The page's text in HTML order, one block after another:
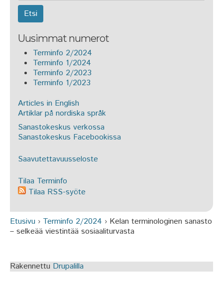
Uusimmat numerot
Terminfo 2/2024
Terminfo 1/2024
Terminfo 2/2023
Terminfo 1/2023
Articles in English
Artiklar på nordiska språk
Sanastokeskus verkossa
Sanastokeskus Facebookissa
Saavutettavuusseloste
Tilaa Terminfo
Tilaa RSS-syöte
Olet täällä
Etusivu › Terminfo 2/2024 › Kelan terminologinen sanasto
– selkeää viestintää sosiaaliturvasta
Rakennettu Drupalilla